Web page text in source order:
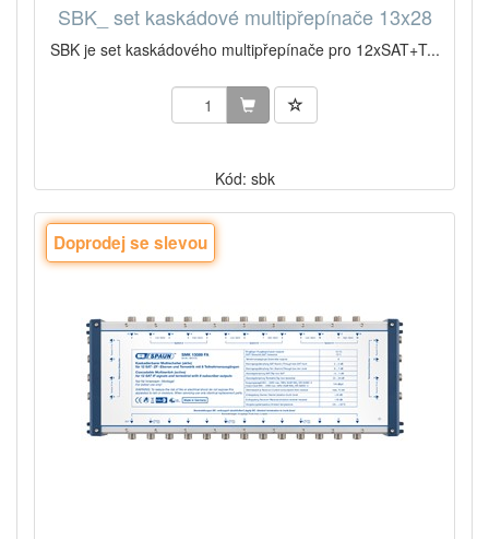
SBK_ set kaskádové multipřepínače 13x28
SBK je set kaskádového multipřepínače pro 12xSAT+T...
Kód: sbk
Doprodej se slevou